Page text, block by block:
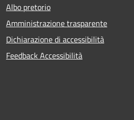
Albo pretorio
Amministrazione trasparente
Dichiarazione di accessibilità
Feedback Accessibilità